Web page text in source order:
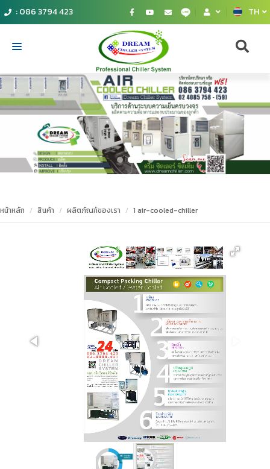
: 086 3794 423 TH
Home
catalog
Compressor
Chiller
Service
หน้าหลัก สินค้า ผลิตภัณฑ์ของเรา 1 air-cooled-chiller